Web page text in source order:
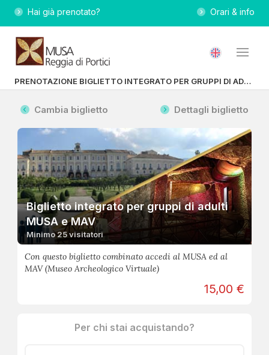
Hai già prenotato? Orari & info
PRENOTAZIONE BIGLIETTO INTEGRATO PER GRUPPI DI ADULTI MUSA E MAV
Cambia biglietto Dettagli biglietto
Biglietto integrato per gruppi di adulti
MUSA e MAV
Minimo 25 visitatori
Con questo biglietto combinato accedi al MUSA ed al
MAV (Museo Archeologico Virtuale)
15,00 €
Per chi stai acquistando?